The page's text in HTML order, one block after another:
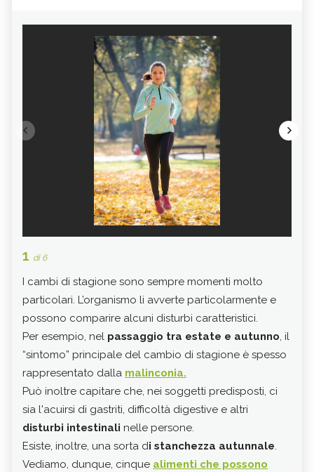
1 di 6
I cambi di stagione sono sempre momenti molto
particolari. L’organismo li avverte particolarmente e
possono comparire alcuni disturbi caratteristici.
Per esempio, nel passaggio tra estate e autunno, il
“sintomo” principale del cambio di stagione è spesso
rappresentato dalla malinconia.
Può inoltre capitare che, nei soggetti predisposti, ci
sia l'acuirsi di gastriti, difficoltà digestive e altri
disturbi intestinali nelle persone.
Esiste, inoltre, una sorta di stanchezza autunnale.
Vediamo, dunque, cinque alimenti che possono